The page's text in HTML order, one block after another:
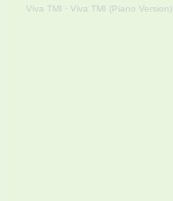
Viva TMI · Viva TMI (Piano Version)